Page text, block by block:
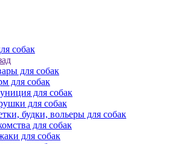
собак
для собак
для собак
для собак
для собак
будки, вольеры для собак
для собак
для собак